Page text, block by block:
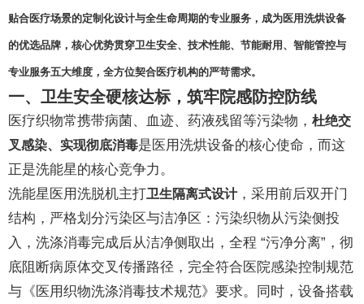
贴合医疗场景的定制化设计与全生命周期的专业服务，成为医用洗烘设备
的优选品牌，核心优势贯穿卫生安全、技术性能、节能耐用、智能管控与
专业服务五大维度，全方位契合医疗机构的严苛需求。
一、卫生安全硬核达标，筑牢院感防控防线
医疗织物常携带病菌、血迹、药液残留等污染物，杜绝交
叉感染、实现彻底消毒是医用洗烘设备的核心使命，而这
正是洗能星的核心竞争力。
洗能星医用洗脱机主打卫生隔离式设计，采用前后双开门
结构，严格划分污染区与洁净区：污染织物从污染侧投
入，洗涤消毒完成后从洁净侧取出，全程 “污净分离”，彻
底阻断病原体交叉传播路径，完全符合医院感染控制规范
与《医用织物洗涤消毒技术规范》要求。同时，设备搭载